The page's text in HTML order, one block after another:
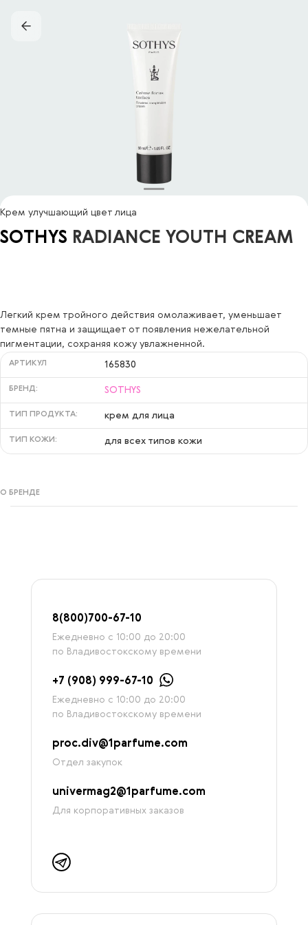
Крем улучшающий цвет лица
SOTHYS RADIANCE YOUTH CREAM
Легкий крем тройного действия омолаживает, уменьшает
темные пятна и защищает от появления нежелательной
пигментации, сохраняя кожу увлажненной.
АРТИКУЛ 165830
БРЕНД: SOTHYS
ТИП ПРОДУКТА: крем для лица
ТИП КОЖИ: для всех типов кожи
О БРЕНДЕ
8(800)700-67-10
Ежедневно с 10:00 до 20:00
по Владивостокскому времени
+7 (908) 999-67-10
Ежедневно с 10:00 до 20:00
по Владивостокскому времени
proc.div@1parfume.com
Отдел закупок
univermag2@1parfume.com
Для корпоративных заказов